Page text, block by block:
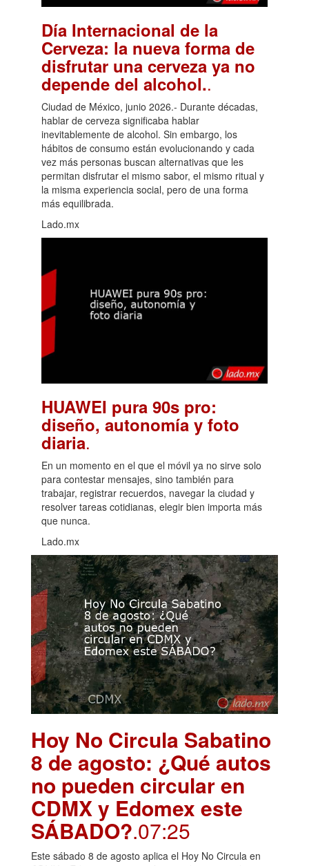
Día Internacional de la
Cerveza: la nueva forma de
disfrutar una cerveza ya no
depende del alcohol..
Ciudad de México, junio 2026.- Durante décadas,
hablar de cerveza significaba hablar
inevitablemente de alcohol. Sin embargo, los
hábitos de consumo están evolucionando y cada
vez más personas buscan alternativas que les
permitan disfrutar el mismo sabor, el mismo ritual y
la misma experiencia social, pero de una forma
más equilibrada.
Lado.mx
HUAWEI pura 90s pro:
diseño, autonomía y foto
diaria.
En un momento en el que el móvil ya no sirve solo
para contestar mensajes, sino también para
trabajar, registrar recuerdos, navegar la ciudad y
resolver tareas cotidianas, elegir bien importa más
que nunca.
Lado.mx
Hoy No Circula Sabatino
8 de agosto: ¿Qué autos
no pueden circular en
CDMX y Edomex este
SÁBADO?.07:25
Este sábado 8 de agosto aplica el Hoy No Circula en